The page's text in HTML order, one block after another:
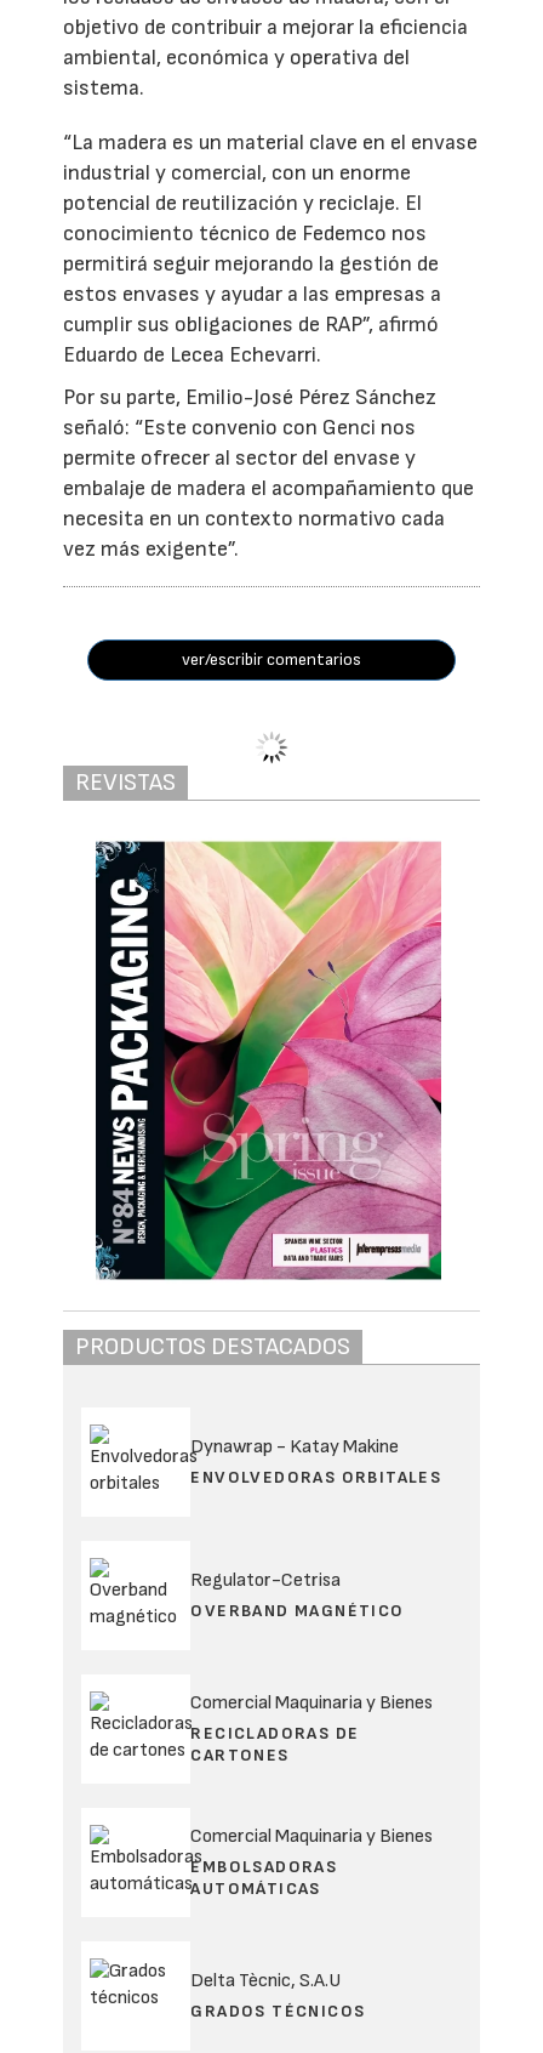
objetivo de contribuir a mejorar la eficiencia
ambiental, económica y operativa del
sistema.
“La madera es un material clave en el envase
industrial y comercial, con un enorme
potencial de reutilización y reciclaje. El
conocimiento técnico de Fedemco nos
permitirá seguir mejorando la gestión de
estos envases y ayudar a las empresas a
cumplir sus obligaciones de RAP”, afirmó
Eduardo de Lecea Echevarri.
Por su parte, Emilio-José Pérez Sánchez
señaló: “Este convenio con Genci nos
permite ofrecer al sector del envase y
embalaje de madera el acompañamiento que
necesita en un contexto normativo cada
vez más exigente”.
ver/escribir comentarios
REVISTAS
PRODUCTOS DESTACADOS
Dynawrap - Katay Makine
ENVOLVEDORAS ORBITALES
Regulator-Cetrisa
OVERBAND MAGNÉTICO
Comercial Maquinaria y Bienes
RECICLADORAS DE
CARTONES
Comercial Maquinaria y Bienes
EMBOLSADORAS
AUTOMÁTICAS
Delta Tècnic, S.A.U
GRADOS TÉCNICOS